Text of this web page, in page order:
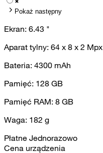
Pokaż następny
Ekran: 6.43 "
Aparat tylny: 64 x 8 x 2 Mpx
Bateria: 4300 mAh
Pamięć: 128 GB
Pamięć RAM: 8 GB
Waga: 182 g
Płatne Jednorazowo
Cena urządzenia